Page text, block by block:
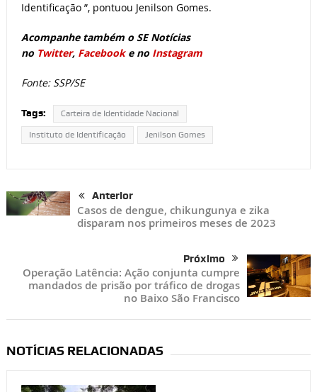
Identificação ”, pontuou Jenilson Gomes.
Acompanhe também o SE Notícias
no Twitter, Facebooke no Instagram
Fonte: SSP/SE
Tags: Carteira de Identidade Nacional
Instituto de Identificação Jenilson Gomes
Anterior
Casos de dengue, chikungunya e zika
disparam nos primeiros meses de 2023
Próximo
Operação Latência: Ação conjunta cumpre
mandados de prisão por tráfico de drogas
no Baixo São Francisco
NOTÍCIAS RELACIONADAS